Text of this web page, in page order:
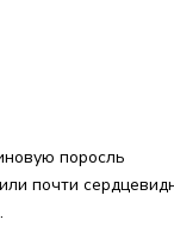
поросль
почти